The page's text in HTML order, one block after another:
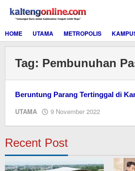
konten
HOME
UTAMA METROPOLIS
Tag: Pembunuhan
Beruntung Parang Tertinggal di
UTAMA 9 November 2022
Recent Post